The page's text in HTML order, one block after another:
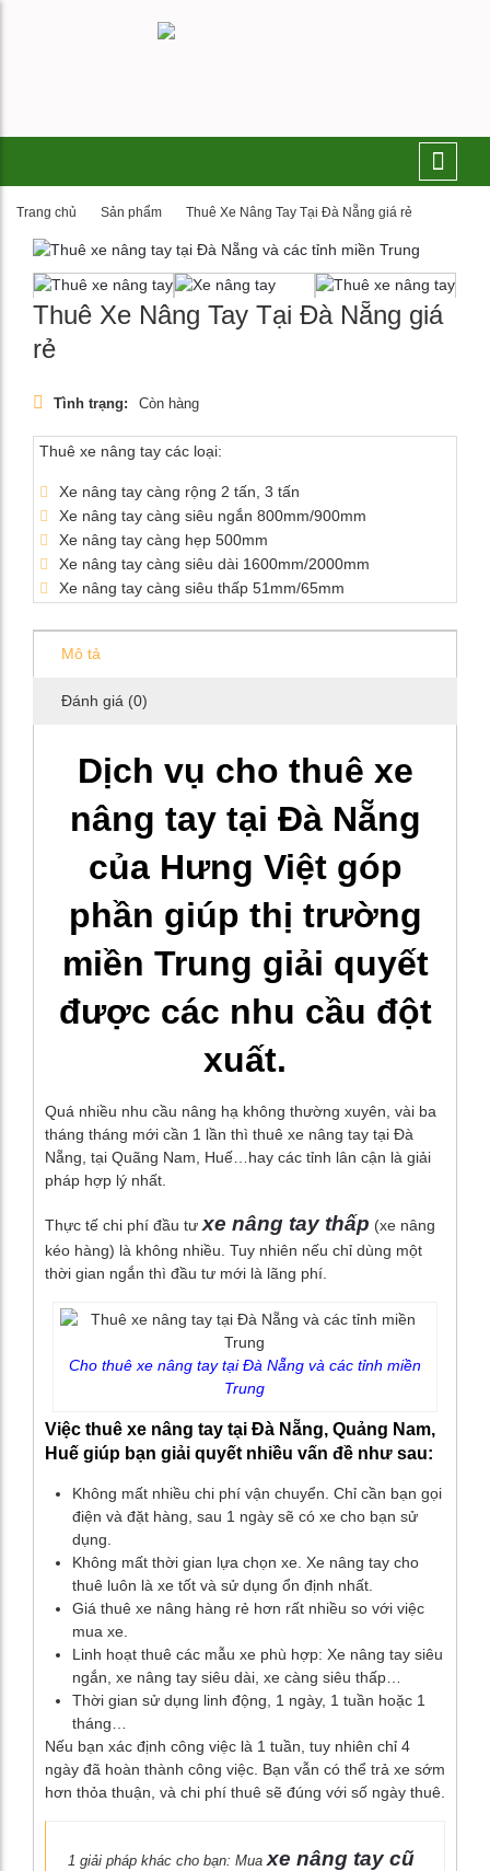
Trang chủ Sản phẩm Thuê Xe Nâng Tay Tại Đà Nẵng giá rẻ
Thuê Xe Nâng Tay Tại Đà Nẵng giá
rẻ
Tình trạng: Còn hàng
Thuê xe nâng tay các loại:
Xe nâng tay càng rộng 2 tấn, 3 tấn
Xe nâng tay càng siêu ngắn 800mm/900mm
Xe nâng tay càng hẹp 500mm
Xe nâng tay càng siêu dài 1600mm/2000mm
Xe nâng tay càng siêu thấp 51mm/65mm
Mô tả
Đánh giá (0)
Dịch vụ cho thuê xe
nâng tay tại Đà Nẵng
của Hưng Việt góp
phần giúp thị trường
miền Trung giải quyết
được các nhu cầu đột
xuất.
Quá nhiều nhu cầu nâng hạ không thường xuyên, vài ba
tháng tháng mới cần 1 lần thì thuê xe nâng tay tại Đà
Nẵng, tại Quãng Nam, Huế…hay các tỉnh lân cận là giải
pháp hợp lý nhất.
Thực tế chi phí đầu tư xe nâng tay thấp (xe nâng
kéo hàng) là không nhiều. Tuy nhiên nếu chỉ dùng một
thời gian ngắn thì đầu tư mới là lãng phí.
Cho thuê xe nâng tay tại Đà Nẵng và các tỉnh miền
Trung
Việc thuê xe nâng tay tại Đà Nẵng, Quảng Nam,
Huế giúp bạn giải quyết nhiều vấn đề như sau:
Không mất nhiều chi phí vận chuyển. Chỉ cần bạn gọi
điện và đặt hàng, sau 1 ngày sẽ có xe cho bạn sử
dụng.
Không mất thời gian lựa chọn xe. Xe nâng tay cho
thuê luôn là xe tốt và sử dụng ổn định nhất.
Giá thuê xe nâng hàng rẻ hơn rất nhiều so với việc
mua xe.
Linh hoạt thuê các mẫu xe phù hợp: Xe nâng tay siêu
ngắn, xe nâng tay siêu dài, xe càng siêu thấp…
Thời gian sử dụng linh động, 1 ngày, 1 tuần hoặc 1
tháng…
Nếu bạn xác định công việc là 1 tuần, tuy nhiên chỉ 4
ngày đã hoàn thành công việc. Bạn vẫn có thể trả xe sớm
hơn thỏa thuận, và chi phí thuê sẽ đúng với số ngày thuê.
1 giải pháp khác cho bạn: Muaxe nâng tay cũ